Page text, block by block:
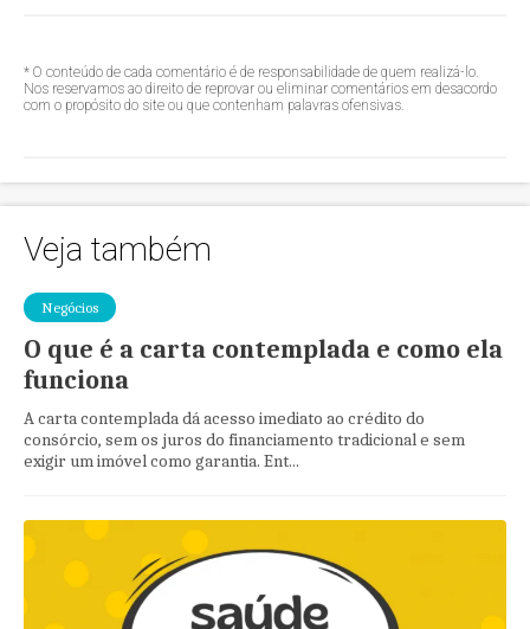
* O conteúdo de cada comentário é de responsabilidade de quem realizá-lo.
Nos reservamos ao direito de reprovar ou eliminar comentários em desacordo
com o propósito do site ou que contenham palavras ofensivas.
Veja também
Negócios
O que é a carta contemplada e como ela
funciona
A carta contemplada dá acesso imediato ao crédito do
consórcio, sem os juros do financiamento tradicional e sem
exigir um imóvel como garantia. Ent...